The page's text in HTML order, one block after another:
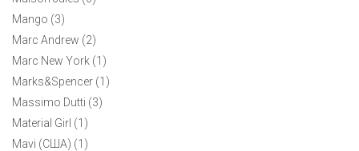
Mango (3)
Marc Andrew (2)
Marc New York (1)
Marks&Spencer (1)
Massimo Dutti (3)
Material Girl (1)
Mavi (CША) (1)